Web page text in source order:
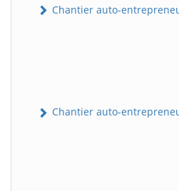
Chantier auto-
Chantier auto-